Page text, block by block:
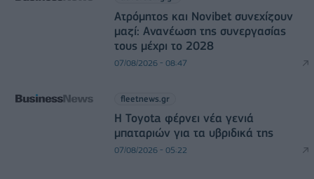
Ατρόμητος και Novibet συνεχίζουν
μαζί: Ανανέωση της συνεργασίας
τους μέχρι το 2028
07/08/2026 - 08:47
fleetnews.gr
Η Toyota φέρνει νέα γενιά
μπαταριών για τα υβριδικά της
07/08/2026 - 05:22